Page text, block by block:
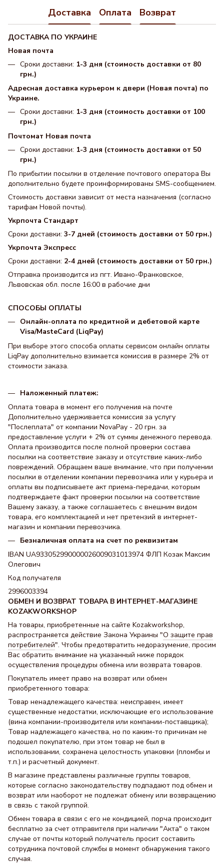
Доставка Оплата Возврат
ДОСТАВКА ПО УКРАИНЕ
Новая почта
Сроки доставки: 1-3 дня (стоимость доставки от 80
грн.)
Адресная доставка курьером к двери (Новая почта) по
Украине.
Сроки доставки: 1-3 дня (стоимость доставки от 100
грн.)
Почтомат Новая почта
Сроки доставки: 1-3 дня (стоимость доставки от 50
грн.)
По прибытии посылки в отделение почтового оператора Вы
дополнительно будете проинформированы SMS-сообщением.
Стоимость доставки зависит от места назначения (согласно
тарифам Новой почты).
Укрпочта Стандарт
Сроки доставки: 3-7 дней (стоимость доставки от 50 грн.)
Укрпочта Экспресс
Сроки доставки: 2-4 дней (стоимость доставки от 50 грн.)
Отправка производится из пгт. Ивано-Франковское,
Львовская обл. после 16:00 в рабочие дни
СПОСОБЫ ОПЛАТЫ
Онлайн-оплата по кредитной и дебетовой карте
Visa/MasteCard (LiqPay)
При выборе этого способа оплаты сервисом онлайн оплаты
LiqPay дополнительно взимается комиссия в размере 2% от
стоимости заказа.
Наложенный платеж:
Оплата товара в момент его получения на почте
Дополнительно удерживается комиссия за услугу
"Послеплата" от компании NovaPay - 20 грн. за
предоставление услуги + 2% от суммы денежного перевода.
Оплата производится после полной проверки состава
посылки на соответствие заказу и отсутствие каких-либо
повреждений. Обращаем ваше внимание, что при получении
посылки в отделении компании перевозчика или у курьера и
оплаты вы подписываете акт приема-передачи, которым
подтверждаете факт проверки посылки на соответствие
Вашему заказу, а также соглашаетесь с внешним видом
товара, его комплектацией и нет претензий в интернет-
магазин и компании перевозчика.
Безналичная оплата на счет по реквизитам
IBAN UA933052990000026009031013974 ФЛП Козак Максим
Олегович
Код получателя
2996003394
ОБМЕН И ВОЗВРАТ ТОВАРА В ИНТЕРНЕТ-МАГАЗИНЕ
KOZAKWORKSHOP
На товары, приобретенные на сайте Kozakworkshop,
распространяется действие Закона Украины "О защите прав
потребителей". Чтобы предотвратить недоразумение, просим
Вас обратить внимание на указанный ниже порядок
осуществления процедуры обмена или возврата товаров.
Покупатель имеет право на возврат или обмен
приобретенного товара:
Товар ненадлежащего качества: неисправен, имеет
существенные недостатки, исключающие его использование
(вина компании-производителя или компании-поставщика);
Товар надлежащего качества, но по каким-то причинам не
подошел покупателю, при этом товар не был в
использовании, сохранена целостность упаковки (пломбы и
т.п.) и расчетный документ.
В магазине представлены различные группы товаров,
которые согласно законодательству подпадают под обмен и
возврат или наоборот не подлежат обмену или возвращению
в связь с такой группой.
Обмен товара в связи с его не кондицией, порча происходит
бесплатно за счет отправителя при наличии "Акта" о таком
случае от почты который получатель просит составить
сотрудника почтовой службы в момент обнаружения такого
случая.